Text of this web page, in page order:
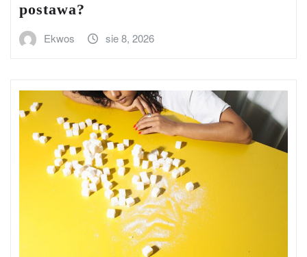
postawa?
Ekwos sie 8, 2026